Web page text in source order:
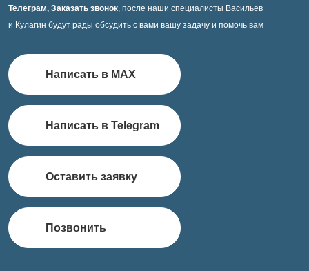
Телеграм, Заказать звонок, после наши специалисты Васильев
и Кулагин будут рады обсудить с вами вашу задачу и помочь вам
Написать в MAX
Написать в Telegram
Оставить заявку
Позвонить